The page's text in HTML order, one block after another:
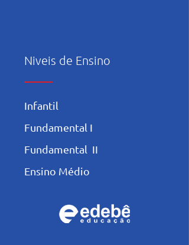
Niveis de Ensino
Infantil
Fundamental I
Fundamental II
Ensino Médio